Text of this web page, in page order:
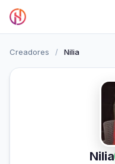
Creadores / Nilia
Nilia